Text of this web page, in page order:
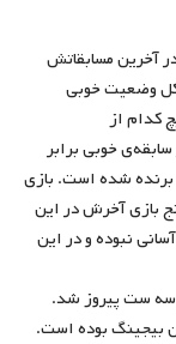
درخشش در آخرین مسابقاتش
کل وضعیت خوبی
کدام از
خوبی برابر
تنیسور برتر جهان برنده شده است. بازی
بازی آخرش در این
نبوده و در این
سه ست پیروز شد.